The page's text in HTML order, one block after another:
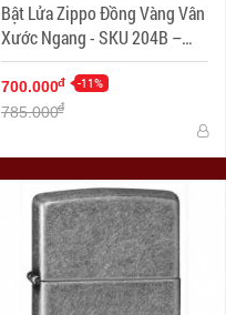
Bật Lửa Zippo Đồng Vàng Vân
Xước Ngang - SKU 204B –
Zippo Brushed Brass
700.000đ -11%
785.000đ